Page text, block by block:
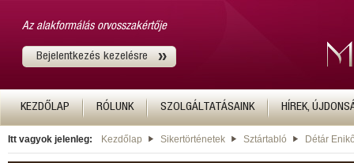
Az alakformálás orvosszakértője
Bejelentkezés kezelésre
KEZDŐLAP RÓLUNK SZOLGÁLTATÁSAINK HÍREK,
Itt vagyok jelenleg: Kezdőlap Sikertörténetek Sztártabló Détár